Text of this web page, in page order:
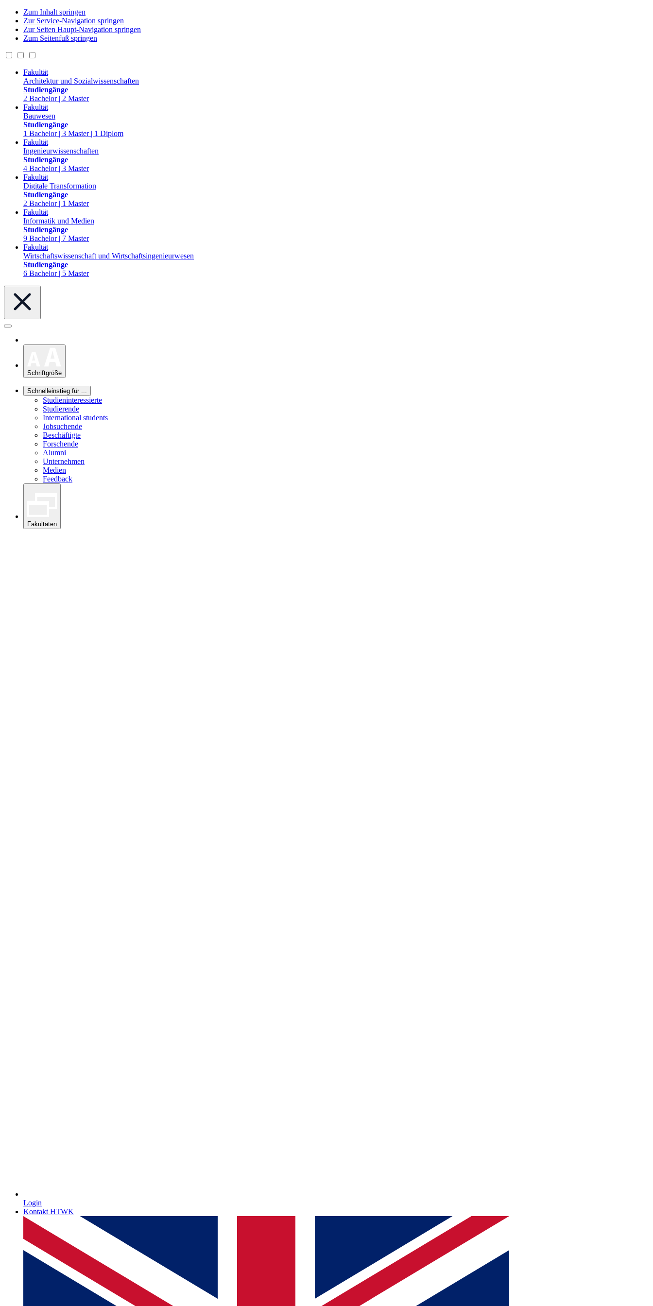
Zum Inhalt springen
Zur Service-Navigation springen
Zur Seiten Haupt-Navigation springen
Zum Seitenfuß springen
Fakultät
Architektur und Sozialwissenschaften
Studiengänge
2 Bachelor | 2 Master
Fakultät
Bauwesen
Studiengänge
1 Bachelor | 3 Master | 1 Diplom
Fakultät
Ingenieurwissenschaften
Studiengänge
4 Bachelor | 3 Master
Fakultät
Digitale Transformation
Studiengänge
2 Bachelor | 1 Master
Fakultät
Informatik und Medien
Studiengänge
9 Bachelor | 7 Master
Fakultät
Wirtschaftswissenschaft und Wirtschaftsingenieurwesen
Studiengänge
6 Bachelor | 5 Master
Schriftgröße
Schnelleinstieg für ...
Studieninteressierte
Studierende
International students
Jobsuchende
Beschäftigte
Forschende
Alumni
Unternehmen
Medien
Feedback
Fakultäten
Login
Kontakt HTWK